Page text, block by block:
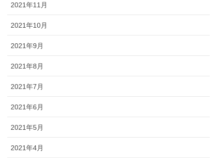
2021年11月
2021年10月
2021年9月
2021年8月
2021年7月
2021年6月
2021年5月
2021年4月